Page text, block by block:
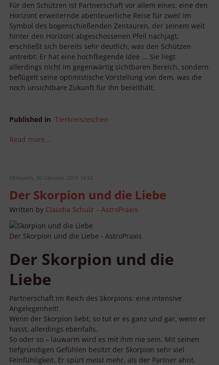
Für den Schützen ist Partnerschaft vor allem eines: eine den
Horizont erweiternde abenteuerliche Reise für zwei! Im
Symbol des bogenschießenden Zentauren, der seinem weit
hinter den Horizont abgeschossenen Pfeil nachjagt,
erschließt sich bereits sehr deutlich, was den Schützen
antreibt: Er hat eine hochfliegende Idee ... Sie liegt
allerdings nicht im gegenwärtig sichtbaren Bereich, sondern
beflügelt seine optimistische Vorstellung von dem, was die
noch unsichtbare Zukunft für ihn bereithält.
Published in Tierkreiszeichen
Read more...
Mittwoch, 30 Oktober 2019 14:52
Der Skorpion und die Liebe
Written by Claudia Schulz – AstroPraxis
Der Skorpion und die Liebe - AstroPraxis
Der Skorpion und die
Liebe
Partnerschaft im Reich des Skorpions: eine intensive
Angelegenheit!
Wenn der Skorpion liebt, so tut er es ganz und gar, wenn er
hasst, allerdings ebenfalls.
So oder so – lauwarm wird es mit ihm nie sein. Mit seinen
tiefgründigen Gefühlen besitzt der Skorpion sehr viel
Feinfühligkeit. Er spürt meist mehr, als der Partner ahnt,